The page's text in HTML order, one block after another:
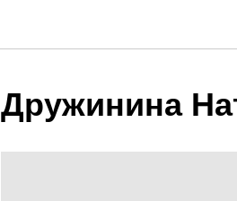
Дружинина